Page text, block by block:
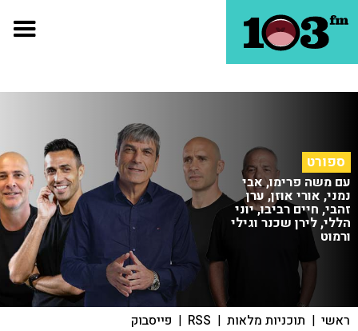
ספורט
עם משה פרימו, אבי
נמני, אורי אוזן, ערן
זהבי, חיים רביבו, יוני
הללי, לירן שכנר וגילי
ורמוט
ראשי | תוכניות מלאות |
RSS
| פייסבוק